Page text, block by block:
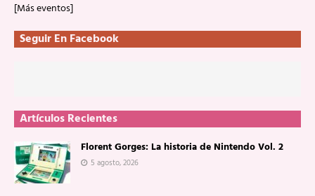
[Más eventos]
Seguir En Facebook
Artículos Recientes
Florent Gorges: La historia de Nintendo Vol. 2
5 agosto, 2026